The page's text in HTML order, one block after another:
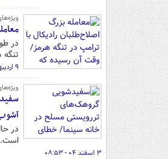
در
۹ اردیبهشت ۰۵ - ۲۲:۰۴
در
است.
۳ اسفند ۰۴ - ۰۸:۵۳